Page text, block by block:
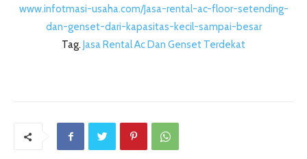
www.infotmasi-usaha.com/Jasa-rental-ac-floor-setending-
dan-genset-dari-kapasitas-kecil-sampai-besar
Tag. Jasa Rental Ac Dan Genset Terdekat